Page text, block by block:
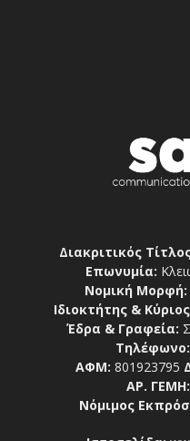
Διακριτικός
Επωνυμία:
Νομική Μορφή:
Ιδιοκτήτης &
Έδρα & Γραφεία:
Τηλέφωνο:
ΑΦΜ: 801923795
ΑΡ. ΓΕΜΗ:
Νόμιμος